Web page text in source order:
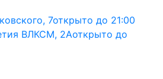
7открыто до 21:00
ВЛКСМ, 2Аоткрыто до